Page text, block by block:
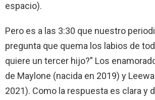
espacio).
Pero es a las 3:30 que nuestro
pregunta que quema los labios de
quiere un tercer hijo?” Los
de Maylone (nacida en 2019) y
2021). Como la respuesta es clara y